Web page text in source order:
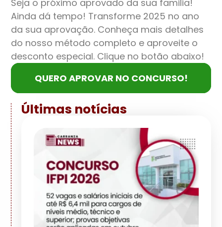
Seja o próximo aprovado da sua familia!
Ainda dá tempo! Transforme 2025 no ano
da sua aprovação. Conheça mais detalhes
do nosso método completo e aproveite o
desconto especial. Clique no botão abaixo!
QUERO APROVAR NO CONCURSO!
Últimas notícias